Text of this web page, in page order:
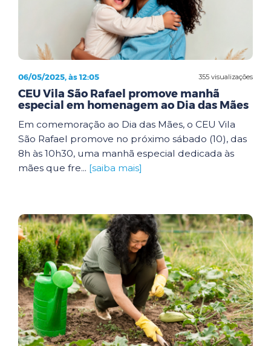
355 visualizações
06/05/2025, às 12:05
CEU Vila São Rafael promove manhã
especial em homenagem ao Dia das Mães
Em comemoração ao Dia das Mães, o CEU Vila
São Rafael promove no próximo sábado (10), das
8h às 10h30, uma manhã especial dedicada às
mães que fre... [saiba mais]